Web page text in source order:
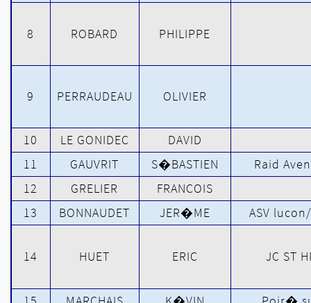
8 ROBARD PHILIPPE
9 PERRAUDEAU OLIVIER
10 LE GONIDEC
DAVID
11
GAUVRIT S�BASTIEN
Raid
12
GRELIER
FRANCOIS
13
BONNAUDET JER�ME ASV
14 HUET ERIC JC ST